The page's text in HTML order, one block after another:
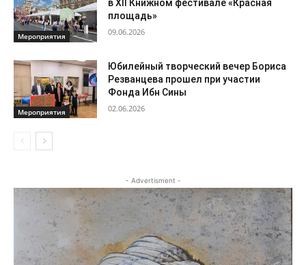
Мероприятия
в XII Книжном фестивале «Красная
площадь»
09.06.2026
Мероприятия
Юбилейный творческий вечер Бориса
Резванцева прошел при участии
Фонда Ибн Сины
02.06.2026
- Advertisment -